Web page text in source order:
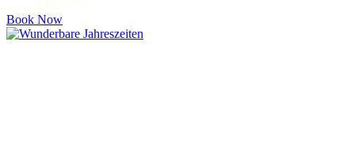
Book Now